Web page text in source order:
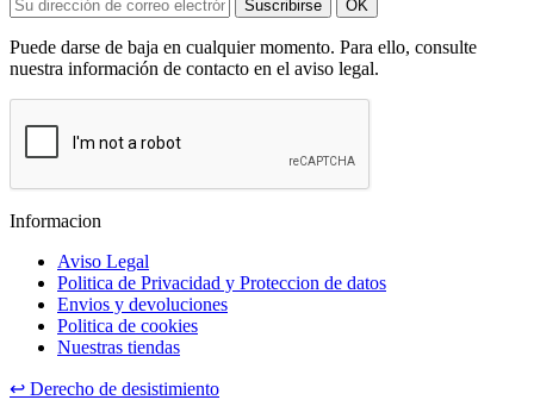
Suscribirse OK
Puede darse de baja en cualquier momento. Para ello, consulte
nuestra información de contacto en el aviso legal.
Informacion
Aviso Legal
Politica de Privacidad y Proteccion de datos
Envios y devoluciones
Politica de cookies
Nuestras tiendas
↩ Derecho de desistimiento